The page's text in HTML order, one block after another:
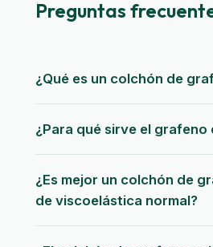
Preguntas
¿Qué es un colchón de
¿Para qué sirve el grafeno
¿Es mejor un colchón de
de viscoelástica normal?